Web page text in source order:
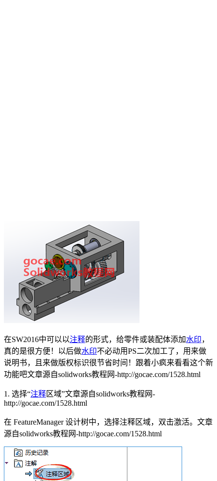
在SW2016中可以以注释的形式，给零件或装配体添加水印，
真的是很方便！以后做水印不必动用PS二次加工了，用来做
说明书，且来做版权标识很节省时间！跟着小疯来看看这个新
功能吧文章源自solidworks教程网-http://gocae.com/1528.html
1. 选择“注释区域”文章源自solidworks教程网-
http://gocae.com/1528.html
在 FeatureManager 设计树中，选择注释区域，双击激活。 文章
源自solidworks教程网-http://gocae.com/1528.html